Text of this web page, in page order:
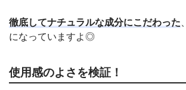
徹底してナチュラルな成分にこだわった
になっていますよ◎
使用感のよさを検証！